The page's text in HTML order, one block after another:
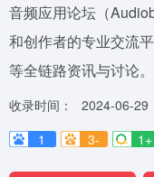
音频应用论坛（
和创作者的专业交流
等全链路资讯与讨论。
收录时间：
2024-06-29
1
3- 1+